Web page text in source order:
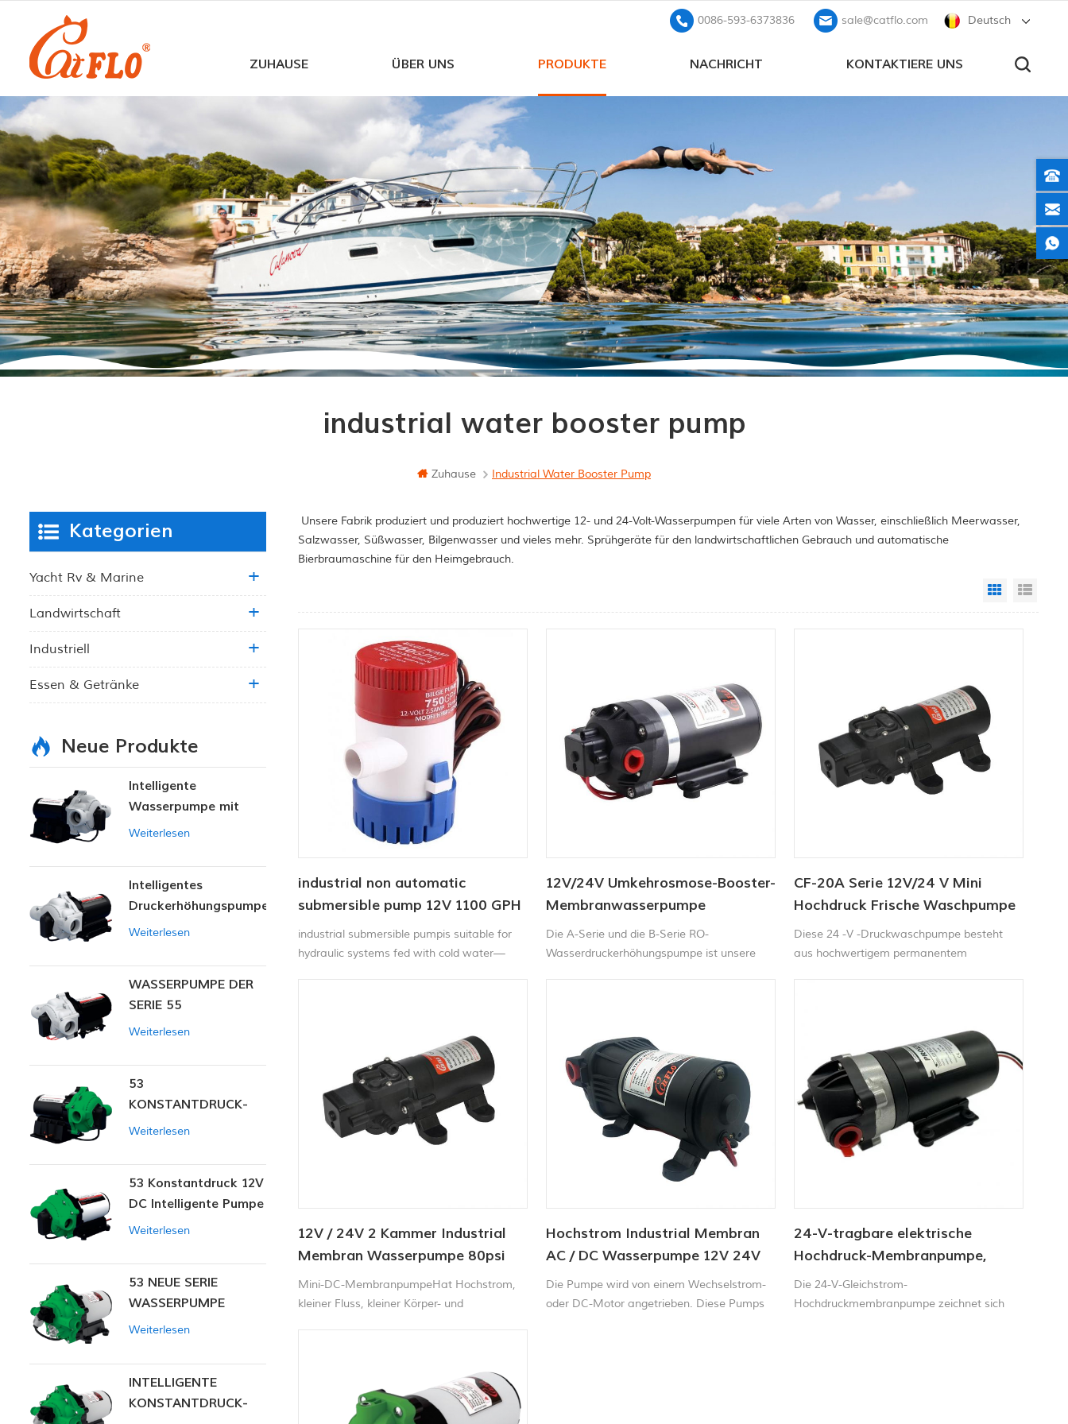
Deutsch
0086-593-6373836 sale@catflo.com
ZUHAUSE ÜBER UNS PRODUKTE NACHRICHT KONTAKTIERE UNS
industrial water booster pump
Zuhause Industrial Water Booster Pump
Unsere Fabrik produziert und produziert hochwertige 12- und 24-Volt-Wasserpumpen für viele Arten von Wasser, einschließlich Meerwasser,
Salzwasser, Süßwasser, Bilgenwasser und vieles mehr. Sprühgeräte für den landwirtschaftlichen Gebrauch und automatische
Bierbraumaschine für den Heimgebrauch.
Grid View
industrial non automatic
submersible pump 12V 1100 GPH
industrial submersible pumpis suitable for
hydraulic systems fed with cold water—
12V/24V Umkehrosmose-Booster-
Membranwasserpumpe
Die A-Serie und die B-Serie RO-
Wasserdruckerhöhungspumpe ist unsere
CF-20A Serie 12V/24 V Mini
Hochdruck Frische Waschpumpe
Diese 24 -V -Druckwaschpumpe besteht
aus hochwertigem permanentem
geringes Gewicht, Drehmoment, Druck,
kompakte Struktur, stabile Leistung, leicht
zu tragen.
12V / 24V 2 Kammer Industrial
Membran Wasserpumpe 80psi
Mini-DC-MembranpumpeHat Hochstrom,
kleiner Fluss, kleiner Körper- und
Hochstrom Industrial Membran
AC / DC Wasserpumpe 12V 24V
40psi
Die Pumpe wird von einem Wechselstrom-
oder DC-Motor angetrieben. Diese Pumps
24-V-tragbare elektrische
Hochdruck-Membranpumpe,
Druckmotor 2,8 l/min
Die 24-V-Gleichstrom-
Hochdruckmembranpumpe zeichnet sich
Kategorien
Yacht Rv & Marine
Landwirtschaft
Industriell
Essen & Getränke
Neue Produkte
Intelligente
Wasserpumpe mit
variablem Druck
Weiterlesen
Intelligentes
Druckerhöhungspumpen-
Set
Weiterlesen
WASSERPUMPE DER
SERIE 55
Weiterlesen
53
KONSTANTDRUCK-
INTELLIGENTE PUMPE
Weiterlesen
53 Konstantdruck 12V
DC Intelligente Pumpe
Weiterlesen
53 NEUE SERIE
WASSERPUMPE
Weiterlesen
INTELLIGENTE
KONSTANTDRUCK-